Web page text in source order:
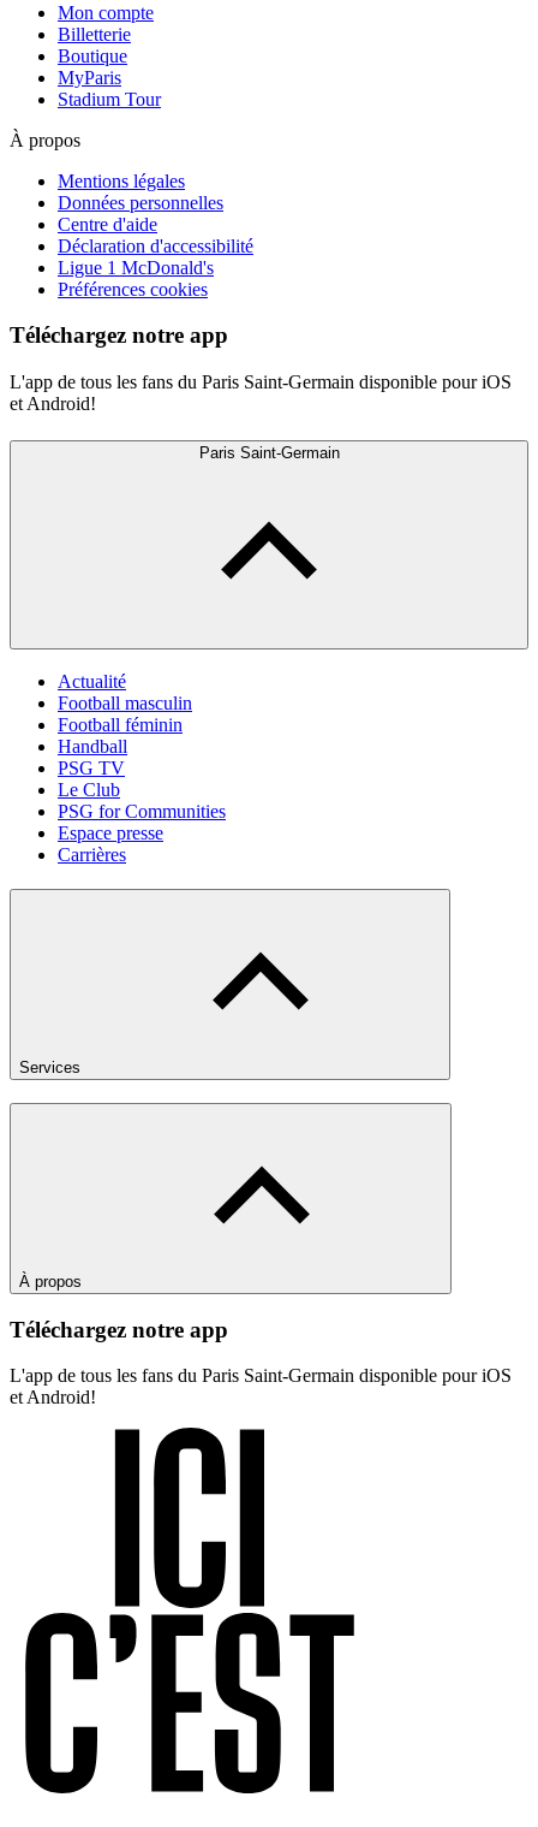
Mon compte
Billetterie
Boutique
MyParis
Stadium Tour
À propos
Mentions légales
Données personnelles
Centre d'aide
Déclaration d'accessibilité
Ligue 1 McDonald's
Préférences cookies
Téléchargez notre app
L'app de tous les fans du Paris Saint-Germain disponible pour iOS
et Android!
Paris Saint-Germain
Actualité
Football masculin
Football féminin
Handball
PSG TV
Le Club
PSG for Communities
Espace presse
Carrières
Services
À propos
Téléchargez notre app
L'app de tous les fans du Paris Saint-Germain disponible pour iOS
et Android!